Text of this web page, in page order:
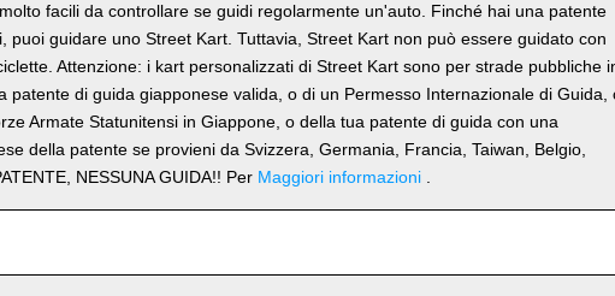
facili da controllare se guidi regolarmente un'auto. Finché hai una patente
puoi guidare uno Street Kart. Tuttavia, Street Kart non può essere guidato con
Attenzione: i kart personalizzati di Street Kart sono per strade pubbliche
patente di guida giapponese valida, o di un Permesso Internazionale di Guida,
Armate Statunitensi in Giappone, o della tua patente di guida con una
della patente se provieni da Svizzera, Germania, Francia, Taiwan, Belgio,
NESSUNA GUIDA!! Per Maggiori informazioni